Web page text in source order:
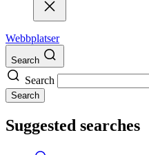
Webbplatser
Search
Search
Search
Suggested searches